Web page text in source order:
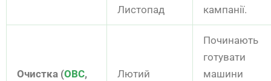
Листопад
кампанії.
Очистка (ОВС,
Лютий
Починають
готувати
машини